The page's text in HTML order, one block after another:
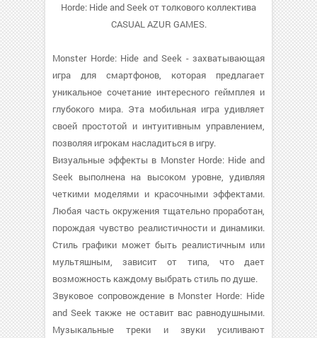
Horde: Hide and Seek от толкового коллектива
CASUAL AZUR GAMES.
Monster Horde: Hide and Seek - захватывающая
игра для смартфонов, которая предлагает
уникальное сочетание интересного геймплея и
глубокого мира. Эта мобильная игра удивляет
своей простотой и интуитивным управлением,
позволяя игрокам насладиться в игру.
Визуальные эффекты в Monster Horde: Hide and
Seek выполнена на высоком уровне, удивляя
четкими моделями и красочными эффектами.
Любая часть окружения тщательно проработан,
порождая чувство реалистичности и динамики.
Стиль графики может быть реалистичным или
мультяшным, зависит от типа, что дает
возможность каждому выбрать стиль по душе.
Звуковое сопровождение в Monster Horde: Hide
and Seek также не оставит вас равнодушными.
Музыкальные треки и звуки усиливают